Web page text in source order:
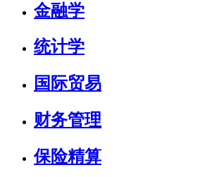
金融学
统计学
国际贸易
财务管理
保险精算